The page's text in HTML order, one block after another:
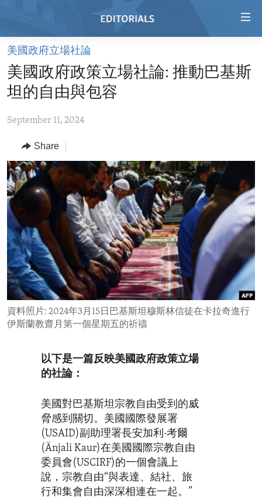
Skip
main
content
to
Navigation
Skip
to
Search
HOME
VIDEO
REGIONS
AFRICA
AMERICAS
ASIA
EUROPE
MIDDLE EAST
TOPICS
HUMAN RIGHTS
SECURITY AND DEFENSE
AID AND DEVELOPMENT
DEMOCRACY AND GOVERNANCE
ECONOMY AND TRADE
ENVIRONMENT AND HEALTH
IDEALS AND INSTITUTIONS
ARCHIVE
ABOUT US
FOLLOW US
美國政府立場社論
美國政府政策立場社論: 推動巴基斯
坦的自由與包容
September 11, 2024
Share
資料照片: 2024年3月15日巴基斯坦穆斯林信徒在卡拉奇進行
伊斯蘭教齋月第一個星期五的祈禱
以下是一篇反映美國政府政策立場
的社論：
美國對巴基斯坦宗教自由受到的威
脅感到關切。美國國際發展署
(USAID)副助理署長安加利·考爾
(Änjali Kaur)在美國國際宗教自由
委員會(USCIRF)的一個會議上
說，宗教自由“與表達、結社、旅
行和集會自由深深相連在一起。”